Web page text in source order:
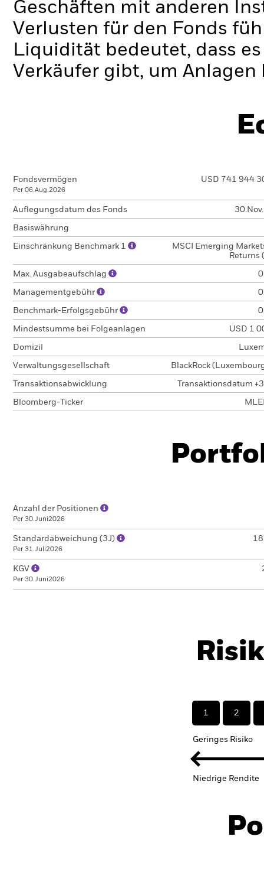
Geschäften mit anderen
Verlusten für den Fonds
Liquidität bedeutet, dass
Verkäufer gibt, um
Fondsvermögen
Per 06.Aug.2026
USD 741 944
Auflegungsdatum des Fonds
Basiswährung
Einschränkung Benchmark 1
MSCI Emerging
Returns
Max. Ausgabeaufschlag
Managementgebühr
Benchmark-Erfolgsgebühr
Mindestsumme bei Folgeanlagen USD 1
Domizil
Verwaltungsgesellschaft BlackRock
Transaktionsabwicklung Transaktionsdatum
Bloomberg-Ticker
Anzahl der Positionen
Per 30.Juni2026
Standardabweichung (3J)
Per 31.Juli2026
KGV
Per 30.Juni2026
1 2
Geringes Risiko
Niedrige Rendite